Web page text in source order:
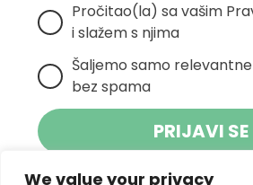
We value your privacy
Pročitao(la) sa vašim
i slažem s njima
Šaljemo samo
bez spama
PRIJAVI SE